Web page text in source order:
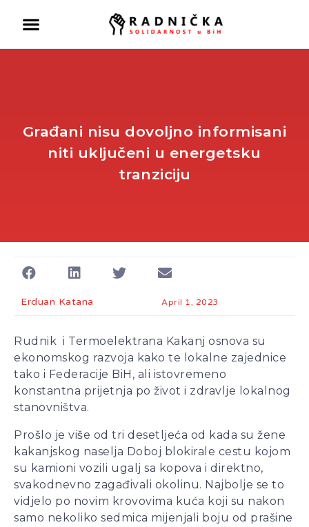
pregovore
Zenici ugasiće se
Radnici Nove željezare
Zenica najavljuju štrajk:
„Sve ili ništa“
na Balkanu
Industrijski slom kao
sistemska kriza: Nova
Ljubija, Željezara Zenica i
granice održivosti bh.
ekonomije
Građani nisu dovoljno informisani
niti uključeni u energetsku
tranziciju
Erduan Katana April 1, 2023
Rudnik i Termoelektrana Kakanj osnova su
ekonomskog razvoja kako te lokalne zajednice
tako i Federacije BiH, ali istovremeno
konstantna prijetnja po život i zdravlje lokalnog
stanovništva.
Prošlo je više od tri desetljeća od kada su žene
kakanjskog naselja Doboj blokirale cestu kojom
su kamioni vozili ugalj sa kopova i direktno,
svakodnevno zagađivali okolinu. Najbolje se to
vidjelo po novim krovovima kuća koji su nakon
samo nekoliko sedmica mijenjali boju od prašine